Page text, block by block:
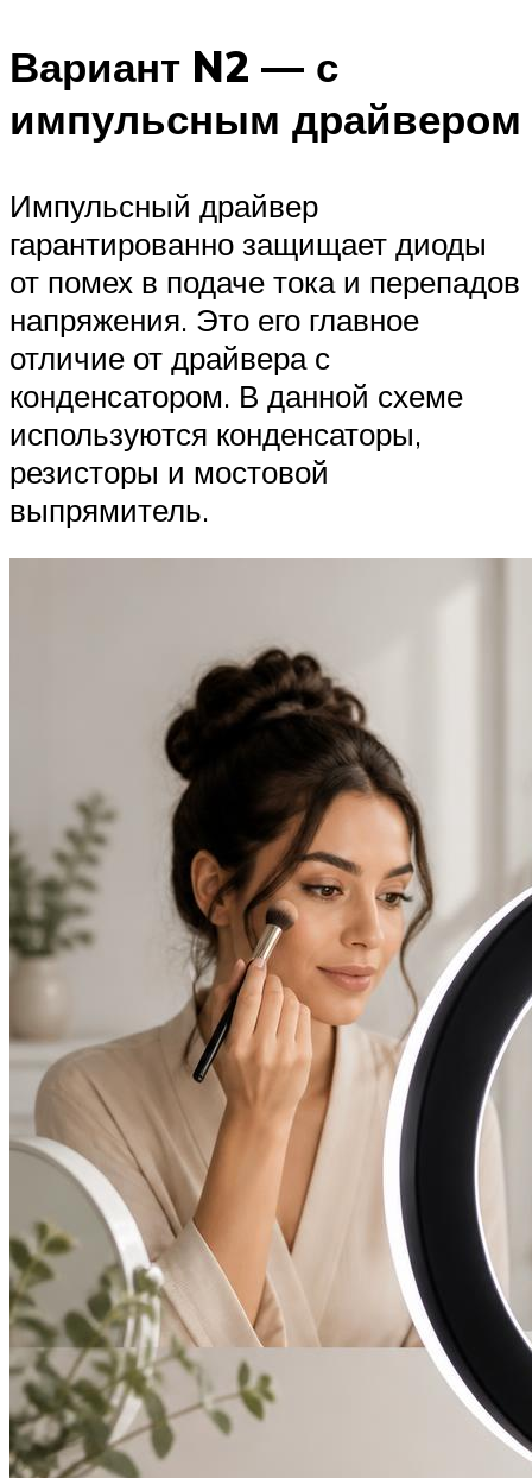
Вариант N2 — с
импульсным драйвером
Импульсный драйвер
гарантированно защищает диоды
от помех в подаче тока и перепадов
напряжения. Это его главное
отличие от драйвера с
конденсатором. В данной схеме
используются конденсаторы,
резисторы и мостовой
выпрямитель.